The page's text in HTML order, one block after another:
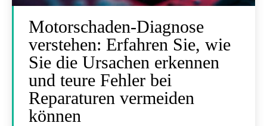
Motorschaden-Diagnose
verstehen: Erfahren Sie, wie
Sie die Ursachen erkennen
und teure Fehler bei
Reparaturen vermeiden
können